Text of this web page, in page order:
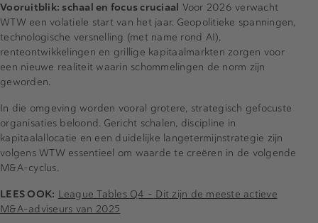
Vooruitblik: schaal en focus cruciaal Voor 2026 verwacht
WTW een volatiele start van het jaar. Geopolitieke spanningen,
technologische versnelling (met name rond AI),
renteontwikkelingen en grillige kapitaalmarkten zorgen voor
een nieuwe realiteit waarin schommelingen de norm zijn
geworden.
In die omgeving worden vooral grotere, strategisch gefocuste
organisaties beloond. Gericht schalen, discipline in
kapitaalallocatie en een duidelijke langetermijnstrategie zijn
volgens WTW essentieel om waarde te creëren in de volgende
M&A-cyclus.
LEES OOK: League Tables Q4 – Dit zijn de meeste actieve
M&A-adviseurs van 2025